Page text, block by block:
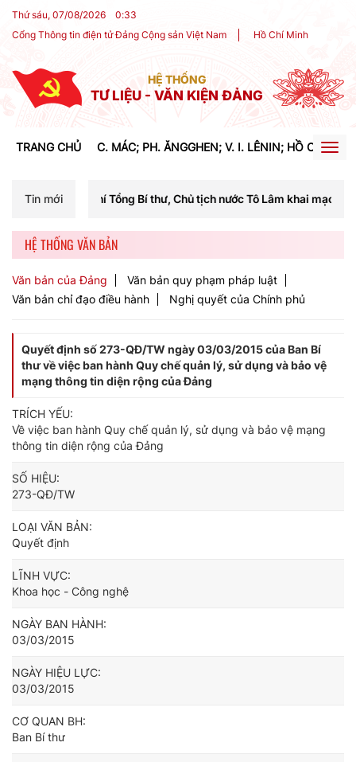
Thứ sáu, 07/08/2026 0:33
Cổng Thông tin điện tử Đảng Cộng sản Việt Nam
Hồ Chí Minh
HỆ THỐNG
TƯ LIỆU - VĂN KIỆN ĐẢNG
TRANG CHỦ C. MÁC; PH. ĂNGGHEN; V. I. LÊNIN; HỒ CHÍ
Tin mới
Tổng Bí thư, Chủ tịch nước Tô Lâm khai mạc Hội nghị Trung ương
HỆ THỐNG VĂN BẢN
Văn bản của Đảng
Văn bản quy phạm pháp luật
Văn bản chỉ đạo điều hành
Nghị quyết của Chính phủ
Quyết định số 273-QĐ/TW ngày 03/03/2015 của Ban Bí
thư về việc ban hành Quy chế quản lý, sử dụng và bảo vệ
mạng thông tin diện rộng của Đảng
TRÍCH YẾU:
Về việc ban hành Quy chế quản lý, sử dụng và bảo vệ mạng
thông tin diện rộng của Đảng
SỐ HIỆU:
273-QĐ/TW
LOẠI VĂN BẢN:
Quyết định
LĨNH VỰC:
Khoa học - Công nghệ
NGÀY BAN HÀNH:
03/03/2015
NGÀY HIỆU LỰC:
03/03/2015
CƠ QUAN BH:
Ban Bí thư